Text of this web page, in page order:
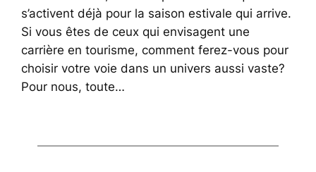
s’activent déjà pour la saison estivale qui arrive.
Si vous êtes de ceux qui envisagent une
carrière en tourisme, comment ferez-vous pour
choisir votre voie dans un univers aussi vaste?
Pour nous, toute…